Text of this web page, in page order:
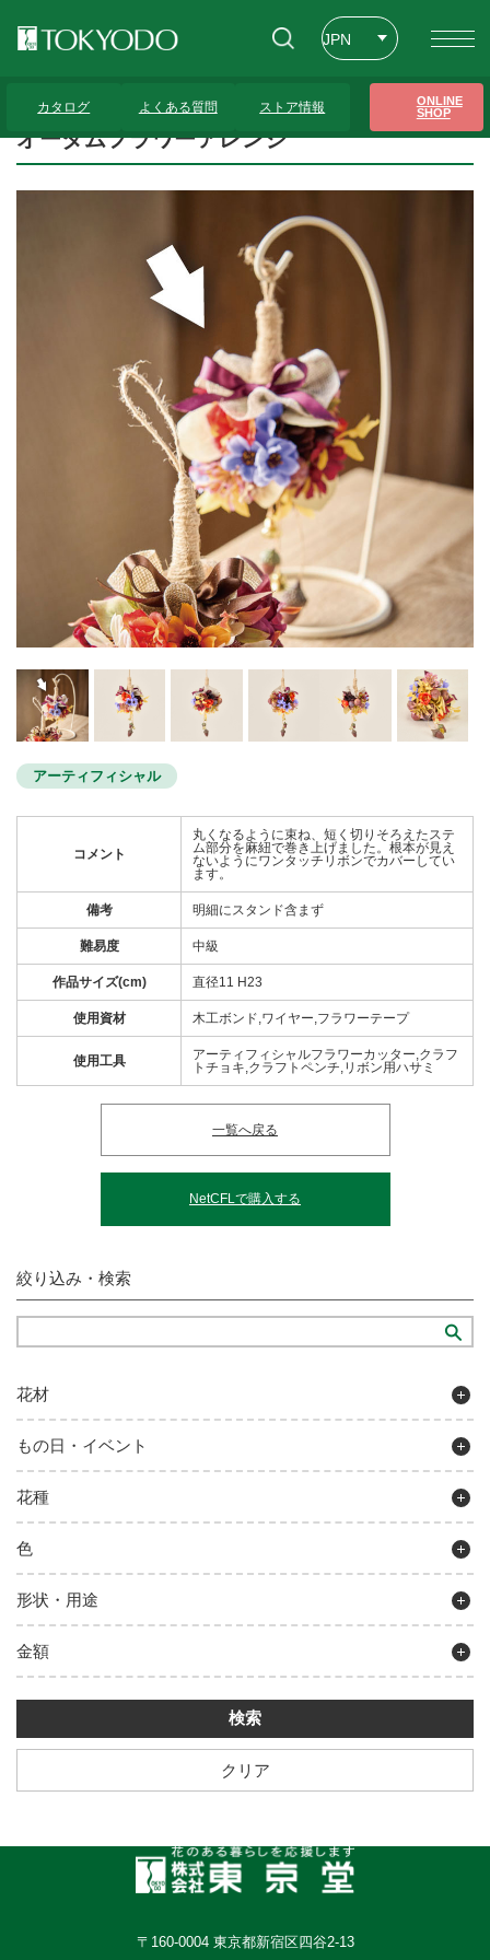
JPN
カタログ よくある質問 ストア情報
ONLINE
SHOP
オータムフラワーアレンジ
オータムフラワーアレンジ
アーティフィシャル
コメント
丸くなるように束ね、短く切りそろえたステ
ム部分を麻紐で巻き上げました。根本が見え
ないようにワンタッチリボンでカバーしてい
ます。
備考 明細にスタンド含まず
難易度 中級
作品サイズ(cm) 直径11 H23
使用資材 木工ボンド,ワイヤー,フラワーテープ
使用工具
アーティフィシャルフラワーカッター,クラフ
トチョキ,クラフトペンチ,リボン用ハサミ
一覧へ戻る
NetCFLで購入する
絞り込み・検索
花材
もの日・イベント
花種
色
形状・用途
金額
クリア
〒160-0004 東京都新宿区四谷2-13